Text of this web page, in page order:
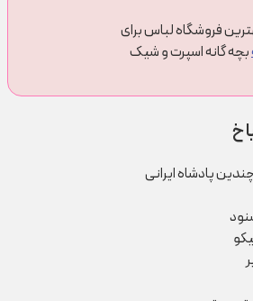
فروشگاه لباس برای
بچه گانه اسپرت و شیک
خ
پادشاه ایرانی